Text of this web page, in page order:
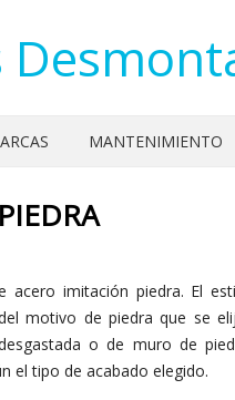
MANTENIMIENTO
acero imitación piedra. El
motivo de piedra que se
o de muro de
el tipo de acabado elegido.